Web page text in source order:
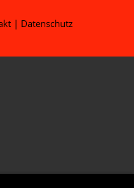
| Datenschutz